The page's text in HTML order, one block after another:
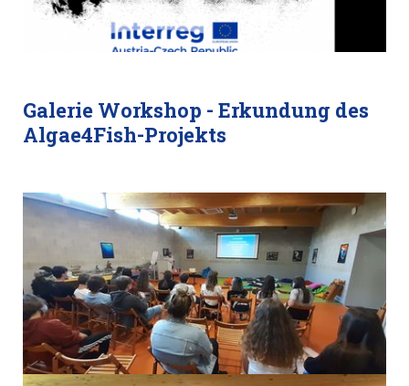
Galerie Workshop - Erkundung des
Algae4Fish-Projekts